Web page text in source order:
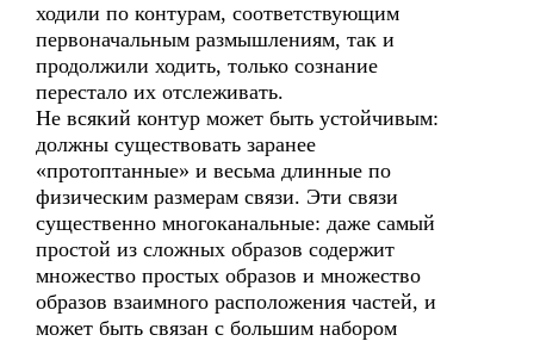
ходили по контурам, соответствующим
первоначальным размышлениям, так и
продолжили ходить, только сознание
перестало их отслеживать.
Не всякий контур может быть устойчивым:
должны существовать заранее
«протоптанные» и весьма длинные по
физическим размерам связи. Эти связи
существенно многоканальные: даже самый
простой из сложных образов содержит
множество простых образов и множество
образов взаимного расположения частей, и
может быть связан с большим набором